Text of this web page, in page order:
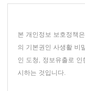
본 개인정보 보호정책
의 기본권인 사생활 비
인 도청, 정보유출로 인
시하는 것입니다.